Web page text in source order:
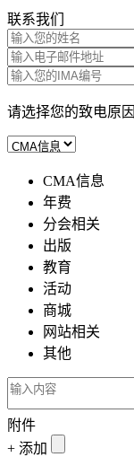
联系我们
请选择您的致电原因
CMA信息
年费
分会相关
出版
教育
活动
商城
网站相关
其他
附件
+ 添加